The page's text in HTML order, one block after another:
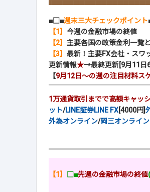
■□■週末三大チェックポイント
【1】 今週の金融市場の終値
【2】 主要各国の政策金利一覧
【3】 最新！主要FX会社・スワ
更新情報★→最終更新[9月11日
【9月12日～の週の注目材料ス
1万通貨取引までで高額キャッ
ット/LINE証券LINE FX[4000円]
外為オンライン/岡三オンライ
【1】 □■先週の金融市場の終値